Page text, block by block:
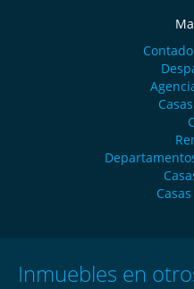
Inmuebles en